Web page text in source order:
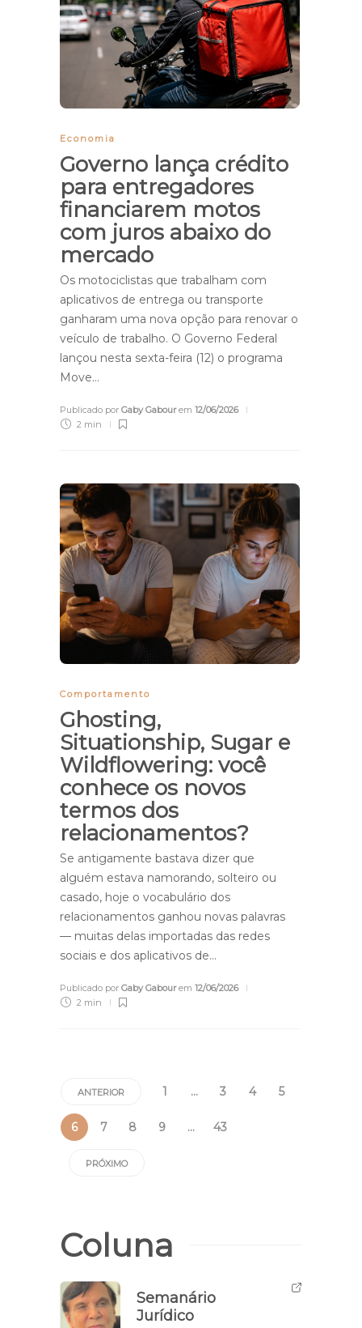
Economia
Governo lança crédito
para entregadores
financiarem motos
com juros abaixo do
mercado
Os motociclistas que trabalham com
aplicativos de entrega ou transporte
ganharam uma nova opção para renovar o
veículo de trabalho. O Governo Federal
lançou nesta sexta-feira (12) o programa
Move…
Publicado por Gaby Gabourem 12/06/2026
2 min
Comportamento
Ghosting,
Situationship, Sugar e
Wildflowering: você
conhece os novos
termos dos
relacionamentos?
Se antigamente bastava dizer que
alguém estava namorando, solteiro ou
casado, hoje o vocabulário dos
relacionamentos ganhou novas palavras
— muitas delas importadas das redes
sociais e dos aplicativos de…
Publicado por Gaby Gabourem 12/06/2026
2 min
ANTERIOR 1 … 3 4 5
6 7 8 9 … 43
PRÓXIMO
Coluna
Semanário
Jurídico